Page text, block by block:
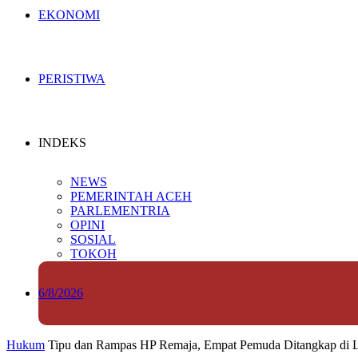
EKONOMI
PERISTIWA
INDEKS
NEWS
PEMERINTAH ACEH
PARLEMENTRIA
OPINI
SOSIAL
TOKOH
6/8/2026
Hukum Tipu dan Rampas HP Remaja, Empat Pemuda Ditangkap di